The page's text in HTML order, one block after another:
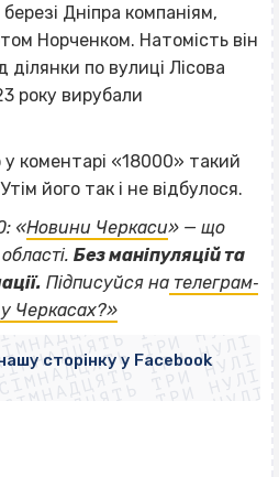
Дніпра компаніям,
Норченком. Натомість він
ділянки по вулиці Лісова
року вирубали
коментарі «18000» такий
його так і не відбулося.
«Новини Черкаси» — що
Без маніпуляцій та
Підписуйся на телеграм‐
Черкасах?»
ТРИ НУЛІ
ТРИ НУЛІ
ТРИ НУЛІ
ТРИ НУЛІ
ТРИ НУЛІ
ТРИ НУЛІ
ТРИ НУЛІ
ТРИ НУЛІ
сторінку у Facebook